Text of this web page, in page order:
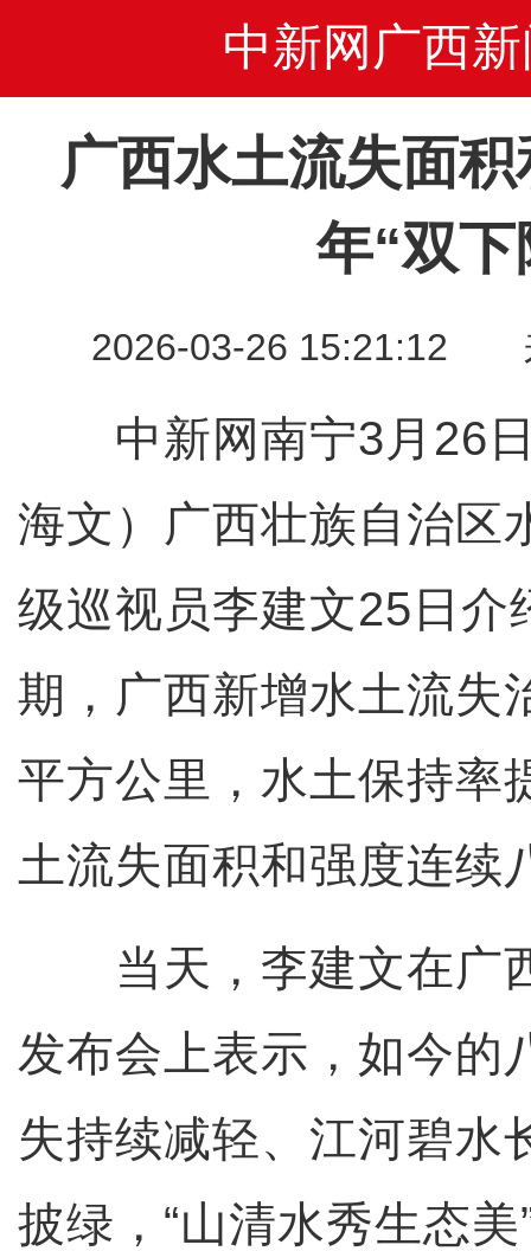
中新网广西新
广西水土流失面
年“双下
2026-03-26 15:21:12
中新网南宁3月26日
海文）广西壮族自治区
级巡视员李建文25日介
期，广西新增水土流失
平方公里，水土保持率
土流失面积和强度连续
当天，李建文在广
发布会上表示，如今的
失持续减轻、江河碧水
披绿，“山清水秀生态